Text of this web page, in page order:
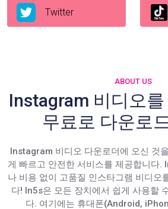
Twitter
ABOUT US
Instagram 비디오
무료로 다운로
Instagram 비디오 다운로더에 오신 것
게 빠르고 안전한 서비스를 제공합니다.
나 비용 없이 고품질 인스타그램 비디오
다! In5s은 모든 장치에서 쉽게 사용할
다. 여기에는 휴대폰(Android,